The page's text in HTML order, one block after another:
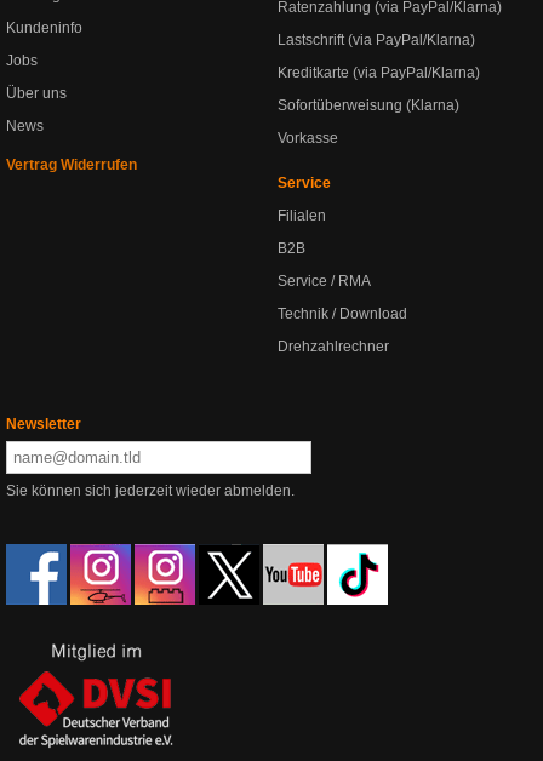
Kundeninfo
Jobs
Über uns
News
Vertrag Widerrufen
Ratenzahlung (via PayPal/Klarna)
Lastschrift (via PayPal/Klarna)
Kreditkarte (via PayPal/Klarna)
Sofortüberweisung (Klarna)
Vorkasse
Service
Filialen
B2B
Service / RMA
Technik / Download
Drehzahlrechner
Newsletter
Sie können sich jederzeit wieder abmelden.